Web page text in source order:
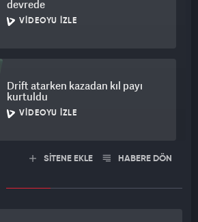
devrede
VIDEOYU İZLE
Drift atarken kazadan kıl payı
kurtuldu
VIDEOYU İZLE
SİTENE EKLE HABERE DÖN